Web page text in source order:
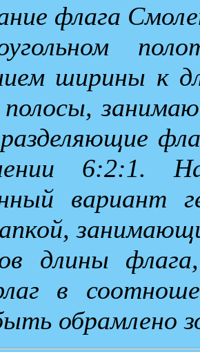
флага
ширины к
6:2:1.
вариант
длины
в
обрамлено